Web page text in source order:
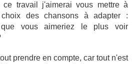
ce travail j'aimerai vous mettre à
des chansons à adapter :
vous aimeriez le plus voir
prendre en compte, car tout n'est